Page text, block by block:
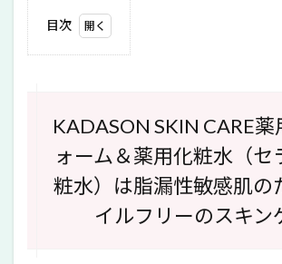
目次
ーム＆薬
用化粧水
（セラミ
ド化粧
水）は脂
KADASON SKIN CARE薬
ォーム＆薬用化粧水（セ
粧水）は脂漏性敏感肌の
イルフリーのスキン